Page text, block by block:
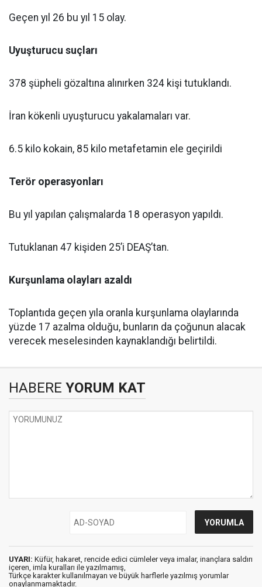
Geçen yıl 26 bu yıl 15 olay.
Uyuşturucu suçları
378 şüpheli gözaltına alınırken 324 kişi tutuklandı.
İran kökenli uyuşturucu yakalamaları var.
6.5 kilo kokain, 85 kilo metafetamin ele geçirildi
Terör operasyonları
Bu yıl yapılan çalışmalarda 18 operasyon yapıldı.
Tutuklanan 47 kişiden 25’i DEAŞ’tan.
Kurşunlama olayları azaldı
Toplantıda geçen yıla oranla kurşunlama olaylarında
yüzde 17 azalma olduğu, bunların da çoğunun alacak
verecek meselesinden kaynaklandığı belirtildi.
HABERE YORUM KAT
UYARI: Küfür, hakaret, rencide edici cümleler veya imalar, inançlara saldırı
içeren, imla kuralları ile yazılmamış,
Türkçe karakter kullanılmayan ve büyük harflerle yazılmış yorumlar
onaylanmamaktadır.